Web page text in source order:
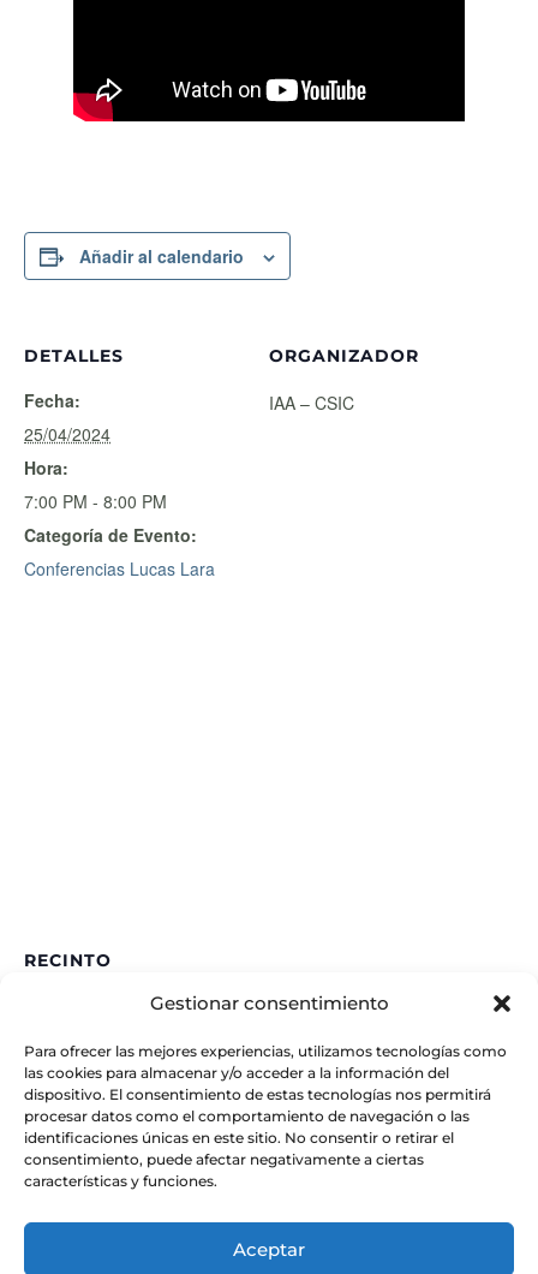
Gestionar consentimiento
Para ofrecer las mejores experiencias, utilizamos tecnologías como
las cookies para almacenar y/o acceder a la información del
dispositivo. El consentimiento de estas tecnologías nos permitirá
procesar datos como el comportamiento de navegación o las
identificaciones únicas en este sitio. No consentir o retirar el
consentimiento, puede afectar negativamente a ciertas
características y funciones.
Aceptar
Añadir al calendario
DETALLES
Fecha:
25/04/2024
Hora:
7:00 PM - 8:00 PM
Categoría de Evento:
Conferencias Lucas Lara
ORGANIZADOR
IAA – CSIC
RECINTO
Granada, España